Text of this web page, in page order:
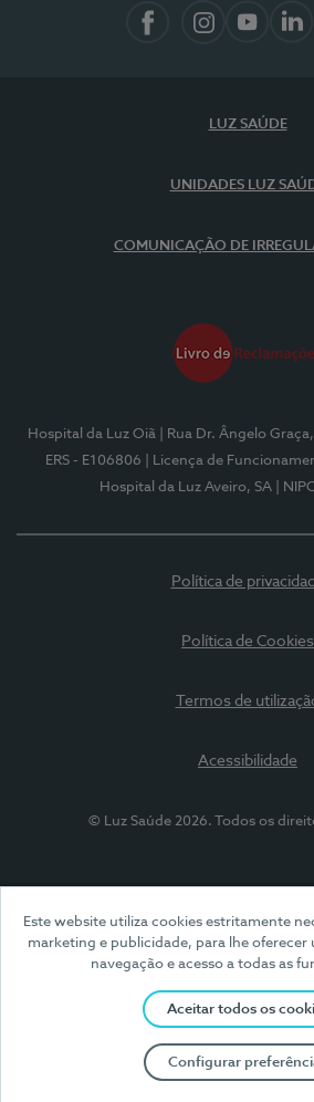
Este website utiliza cookies estritamente
marketing e publicidade, para lhe oferecer
navegação e acesso a todas as
Aceitar todos os
Configurar
LUZ SAÚDE
UNIDADES LUZ
COMUNICAÇÃO DE
Hospital da Luz Oiã | Rua Dr. Ângelo
ERS - E106806
| Licença de
Hospital da Luz Aveiro, SA
|
Política de
Política de Cookies
Termos de
Acessibilidade
© Luz Saúde 2026. Todos os